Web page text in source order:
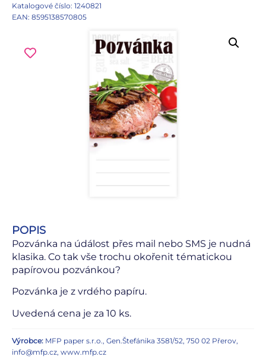
Katalogové číslo: 1240821
EAN: 8595138570805
POPIS
Pozvánka na údálost přes mail nebo SMS je nudná
klasika. Co tak vše trochu okořenit tématickou
papírovou pozvánkou?
Pozvánka je z vrdého papíru.
Uvedená cena je za 10 ks.
Výrobce: MFP paper s.r.o., Gen.Štefánika 3581/52, 750 02 Přerov,
info@mfp.cz, www.mfp.cz